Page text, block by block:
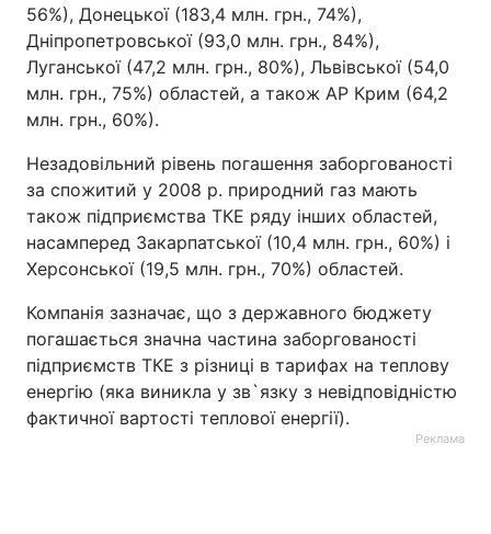
56%), Донецької (183,4 млн. грн., 74%),
Дніпропетровської (93,0 млн. грн., 84%),
Луганської (47,2 млн. грн., 80%), Львівської (54,0
млн. грн., 75%) областей, а також АР Крим (64,2
млн. грн., 60%).
Незадовільний рівень погашення заборгованості
за спожитий у 2008 р. природний газ мають
також підприємства ТКЕ ряду інших областей,
насамперед Закарпатської (10,4 млн. грн., 60%) і
Херсонської (19,5 млн. грн., 70%) областей.
Компанія зазначає, що з державного бюджету
погашається значна частина заборгованості
підприємств ТКЕ з різниці в тарифах на теплову
енергію (яка виникла у зв`язку з невідповідністю
фактичної вартості теплової енергії).
Реклама